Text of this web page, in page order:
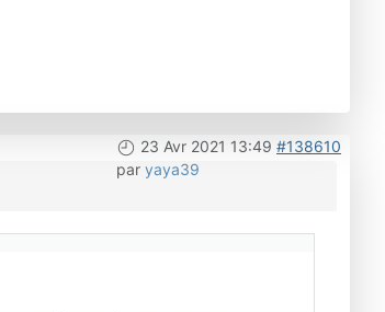
23 Avr 2021 13:49 #138610
par yaya39